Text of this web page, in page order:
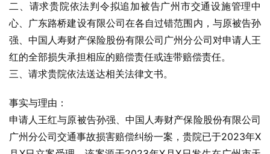
二、请求贵院依法判令拟追加被告广州市交通设施管理中
心、广东路桥建设有限公司在各自过错范围内，与原被告孙
强、中国人寿财产保险股份有限公司广州分公司对申请人王
红的全部损失承担相应的赔偿责任或连带赔偿责任。
三、请求贵院依法送达相关法律文书。
事实与理由：
申请人王红与原被告孙强、中国人寿财产保险股份有限公司
广州分公司交通事故损害赔偿纠纷一案，贵院已于2023年X